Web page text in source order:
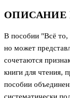
ОПИСАНИЕ
В пособии "Всё то,
но может
сочетаются
книги для чтения,
пособии